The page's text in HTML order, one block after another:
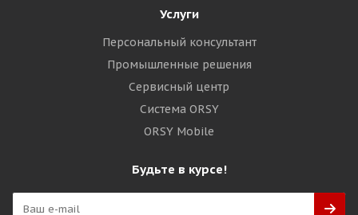
Услуги
Персональный консультант
Промышленные решения
Сервисный центр
Система ORSY
ORSY Mobile
Будьте в курсе!